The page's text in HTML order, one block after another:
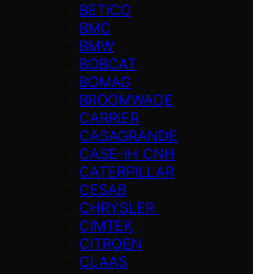
BETICO
BMC
BMW
BOBCAT
BOMAG
BROOMWADE
CARRIER
CASAGRANDE
CASE-IH CNH
CATERPILLAR
CESAB
CHRYSLER
CIMTEK
CITROEN
CLAAS